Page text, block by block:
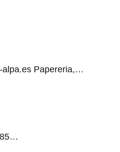
alpa.es Papereria,…